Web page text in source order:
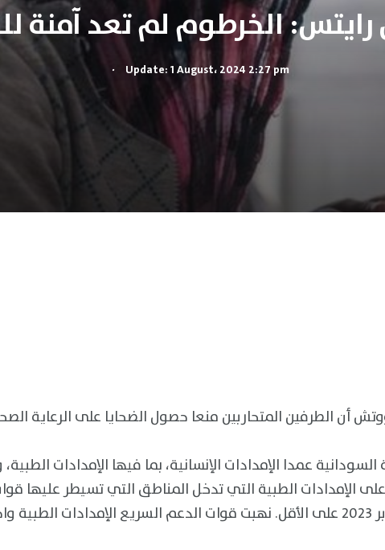
الخرطوم لم تعد آمنة
. Update: 1 August، 2024 2:27 pm
عمدا الإمدادات الإنسانية، بما فيها الإمدادات
الإمدادات الطبية التي تدخل المناطق التي تسيطر عليها